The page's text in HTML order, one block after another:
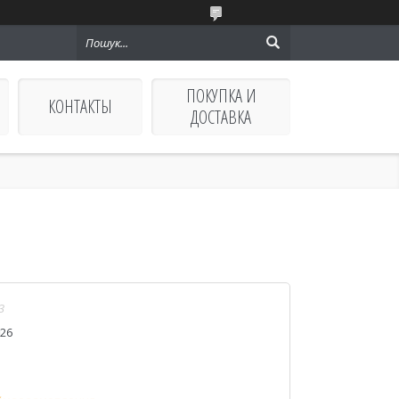
КОНТАКТЫ
ПОКУПКА И
ДОСТАВКА